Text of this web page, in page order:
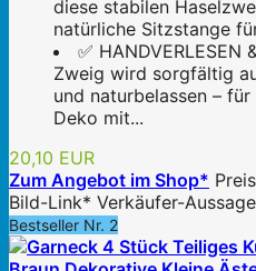
diese stabilen
natürliche Sitzstange
✅ HANDVERLESEN
Zweig wird sorgfältig
und naturbelassen –
Deko mit...
20,10 EUR
Zum Angebot im Shop*
Bild-Link* Verkäufer-
Bestseller Nr. 2